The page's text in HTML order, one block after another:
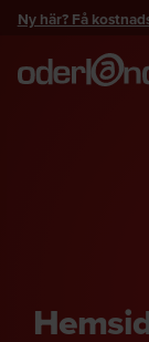
Gå
innehåll
Ny här? Få